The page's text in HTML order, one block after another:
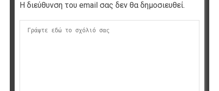
Η διεύθυνση του email σας δεν θα δημοσιευθεί.